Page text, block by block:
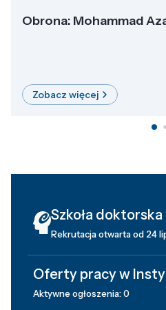
Obrona: Mohammad
Zobacz więcej
Szkoła
Rekrutacja otwarta od 24
Oferty pracy w
Aktywne ogłoszenia: 0